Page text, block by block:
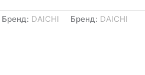
Бренд: DAICHI Бренд: DAICHI